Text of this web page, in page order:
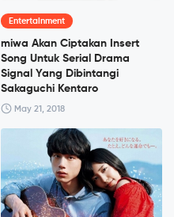
Entertainment
miwa Akan Ciptakan Insert
Song Untuk Serial Drama
Signal Yang Dibintangi
Sakaguchi Kentaro
May 21, 2018